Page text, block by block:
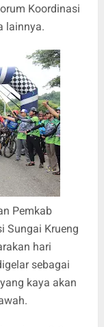
Koordinasi
lainnya.
Pemkab
Sungai Krueng
hari
sebagai
kaya akan